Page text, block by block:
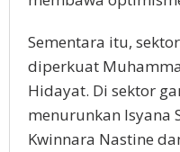
Sementara itu,
diperkuat
Hidayat. Di sektor
menurunkan Isyana
Kwinnara Nastine